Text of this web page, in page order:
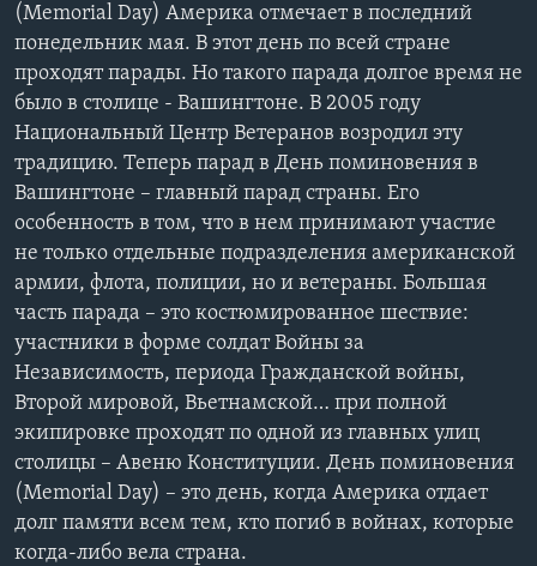
поискДИСКУССИЯ VOA
ДЕТАЛИ
НЬЮ-ЙОРК NEW YORK
АМЕРИКА. БОЛЬШОЕ ПУТЕШЕСТВИЕ
АРТЕФАКТЫ
АМЕРИКАНСКИЕ ГОРОДКИ
ТЕСТЫ
ЗА СВОБОДУ ПРЕССЫ
УЧИМ АНГЛИЙСКИЙ
ВИДЕО
ПОДПИСКА НА НОВОСТИ
Learning English
СОЦИАЛЬНЫЕ СЕТИ
Языки
(Memorial Day) Америка отмечает в последний
понедельник мая. В этот день по всей стране
проходят парады. Но такого парада долгое время не
было в столице - Вашингтоне. В 2005 году
Национальный Центр Ветеранов возродил эту
традицию. Теперь парад в День поминовения в
Вашингтоне – главный парад страны. Его
особенность в том, что в нем принимают участие
не только отдельные подразделения американской
армии, флота, полиции, но и ветераны. Большая
часть парада – это костюмированное шествие:
участники в форме солдат Войны за
Независимость, периода Гражданской войны,
Второй мировой, Вьетнамской… при полной
экипировке проходят по одной из главных улиц
столицы – Авеню Конституции. День поминовения
(Memorial Day) – это день, когда Америка отдает
долг памяти всем тем, кто погиб в войнах, которые
когда-либо вела страна.